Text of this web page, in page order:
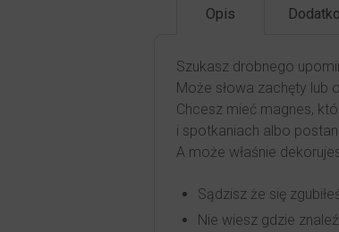
Opis
Szukasz drobnego
Może słowa zachęty lub
Chcesz mieć magnes,
i spotkaniach albo
A może właśnie
Sądzisz że się
Nie wiesz gdzie